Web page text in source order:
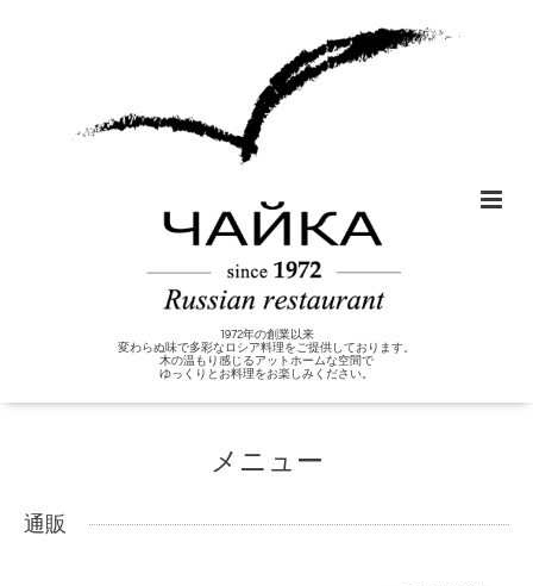
1972年の創業以来
変わらぬ味で多彩なロシア料理をご提供しております。
木の温もり感じるアットホームな空間で
ゆっくりとお料理をお楽しみください。
メニュー
通販